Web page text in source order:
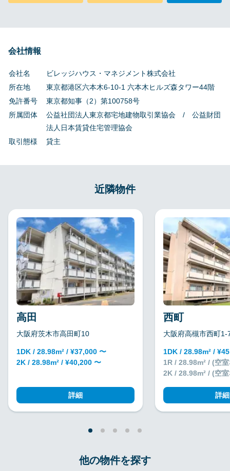
会社情報
会社名
ビレッジハウス・マネジメント株式会社
所在地
東京都港区六本木6-10-1 六本木ヒルズ森タワー44階
免許番号
東京都知事（2）第100758号
所属団体
公益社団法人東京都宅地建物取引業協会 / 公益財団
法人日本賃貸住宅管理協会
取引態様
貸主
近隣物件
高田
大阪府茨木市高田町10
1DK / 28.98m² / ¥37,000 〜
2K / 28.98m² / ¥40,200 〜
詳細
西町
大阪府高槻市西町1-
1DK / 28.98m² /
1R / 28.98m² / (空
2K / 28.98m² / (空
詳細
他の物件を探す